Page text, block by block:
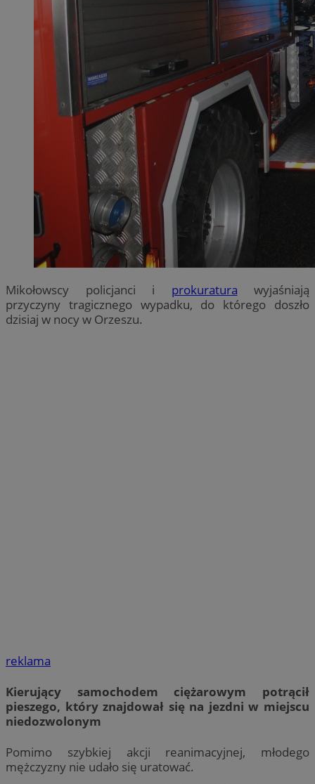
Mikołowscy policjanci i prokuratura wyjaśniają
przyczyny tragicznego wypadku, do którego doszło
dzisiaj w nocy w Orzeszu.
reklama
Kierujący samochodem ciężarowym potrącił
pieszego, który znajdował się na jezdni w miejscu
niedozwolonym
Pomimo szybkiej akcji reanimacyjnej, młodego
mężczyzny nie udało się uratować.